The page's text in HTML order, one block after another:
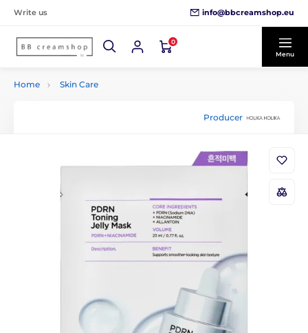
Write us info@bbcreamshop.eu
0
Menu
Home Skin Care
Producer